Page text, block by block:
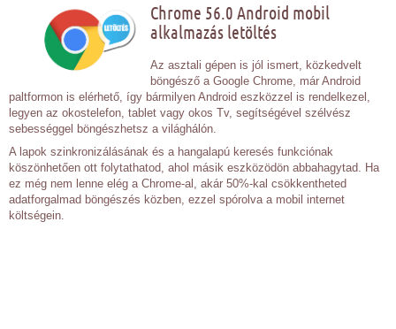
Chrome 56.0 Android mobil
alkalmazás letöltés
Az asztali gépen is jól ismert, közkedvelt
böngésző a Google Chrome, már Android
paltformon is elérhető, így bármilyen Android eszközzel is rendelkezel,
legyen az okostelefon, tablet vagy okos Tv, segítségével szélvész
sebességgel böngészhetsz a világhálón.
A lapok szinkronizálásának és a hangalapú keresés funkciónak
köszönhetően ott folytathatod, ahol másik eszközödön abbahagytad. Ha
ez még nem lenne elég a Chrome-al, akár 50%-kal csökkentheted
adatforgalmad böngészés közben, ezzel spórolva a mobil internet
költségein.